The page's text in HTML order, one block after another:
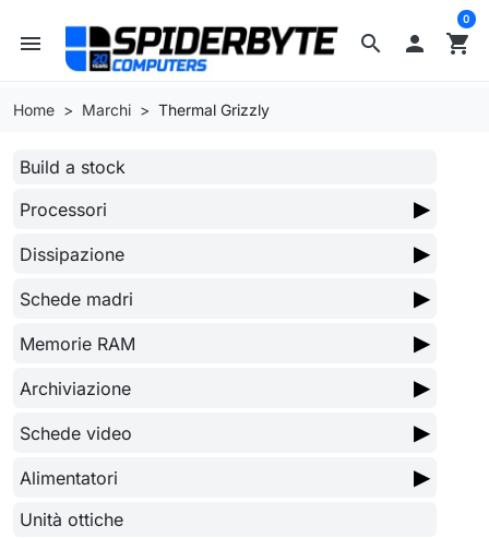
search
menu  shopping_cart
0
Home Marchi Thermal Grizzly
Build a stock
Processori
▶
Dissipazione ▶
Schede madri ▶
Memorie RAM ▶
Archiviazione ▶
Schede video ▶
Alimentatori ▶
Unità ottiche